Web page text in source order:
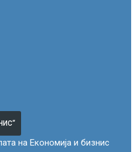
на Економија и бизнис